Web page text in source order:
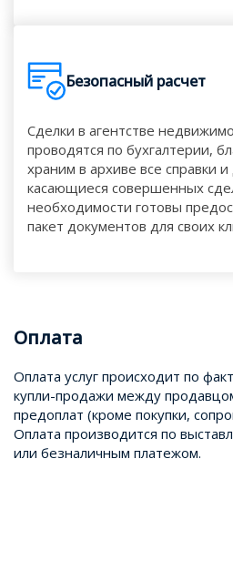
Безопасный расчет
Сделки в агентстве
проводятся по бухгалтерии,
храним в архиве все справки
касающиеся совершенных
необходимости готовы
пакет документов для своих
Оплата
Оплата услуг происходит по
купли-продажи между
предоплат (кроме покупки,
Оплата производится по
или безналичным платежом.